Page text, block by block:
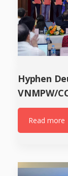
Hyphen
VNMPW/
Read more